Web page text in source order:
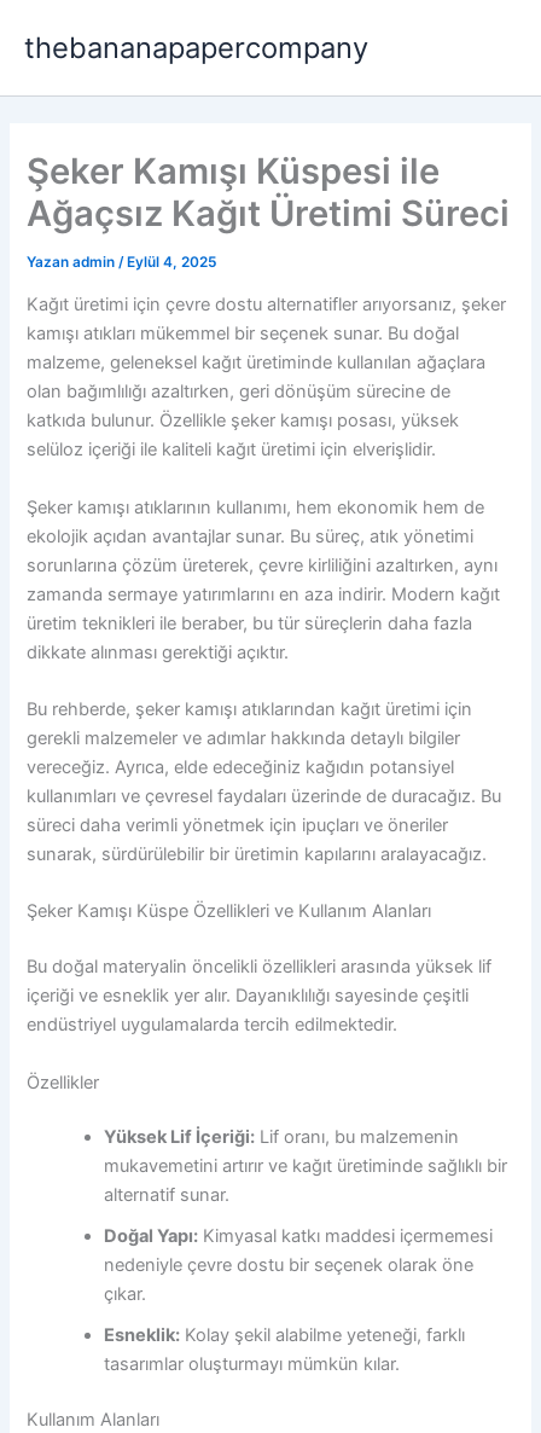
atlathebananapapercompany
Şeker Kamışı Küspesi ile
Ağaçsız Kağıt Üretimi Süreci
Yazan admin /Eylül 4, 2025
Kağıt üretimi için çevre dostu alternatifler arıyorsanız, şeker
kamışı atıkları mükemmel bir seçenek sunar. Bu doğal
malzeme, geleneksel kağıt üretiminde kullanılan ağaçlara
olan bağımlılığı azaltırken, geri dönüşüm sürecine de
katkıda bulunur. Özellikle şeker kamışı posası, yüksek
selüloz içeriği ile kaliteli kağıt üretimi için elverişlidir.
Şeker kamışı atıklarının kullanımı, hem ekonomik hem de
ekolojik açıdan avantajlar sunar. Bu süreç, atık yönetimi
sorunlarına çözüm üreterek, çevre kirliliğini azaltırken, aynı
zamanda sermaye yatırımlarını en aza indirir. Modern kağıt
üretim teknikleri ile beraber, bu tür süreçlerin daha fazla
dikkate alınması gerektiği açıktır.
Bu rehberde, şeker kamışı atıklarından kağıt üretimi için
gerekli malzemeler ve adımlar hakkında detaylı bilgiler
vereceğiz. Ayrıca, elde edeceğiniz kağıdın potansiyel
kullanımları ve çevresel faydaları üzerinde de duracağız. Bu
süreci daha verimli yönetmek için ipuçları ve öneriler
sunarak, sürdürülebilir bir üretimin kapılarını aralayacağız.
Şeker Kamışı Küspe Özellikleri ve Kullanım Alanları
Bu doğal materyalin öncelikli özellikleri arasında yüksek lif
içeriği ve esneklik yer alır. Dayanıklılığı sayesinde çeşitli
endüstriyel uygulamalarda tercih edilmektedir.
Özellikler
Yüksek Lif İçeriği: Lif oranı, bu malzemenin
mukavemetini artırır ve kağıt üretiminde sağlıklı bir
alternatif sunar.
Doğal Yapı: Kimyasal katkı maddesi içermemesi
nedeniyle çevre dostu bir seçenek olarak öne
çıkar.
Esneklik: Kolay şekil alabilme yeteneği, farklı
tasarımlar oluşturmayı mümkün kılar.
Kullanım Alanları